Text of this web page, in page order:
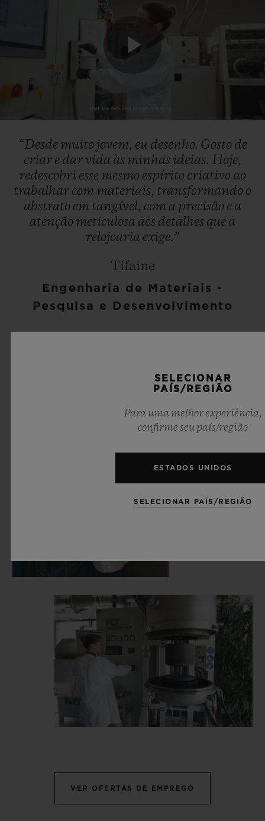
Play
Video
“Desde muito jovem, eu desenho. Gosto de
criar e darvida às minhas ideias. Hoje,
redescobri esse mesmo espírito criativo ao
trabalhar com materiais, transformando o
abstrato em tangível, com a precisão e a
atenção meticulosa aos detalhes que a
relojoaria exige.”
Tifaine
Engenharia de Materiais -
Pesquisa e Desenvolvimento
VER OFERTAS DE EMPREGO
SELECIONAR
PAÍS/REGIÃO
Para uma melhor experiência,
confirme seu país/região
ESTADOS UNIDOS
SELECIONAR PAÍS/REGIÃO